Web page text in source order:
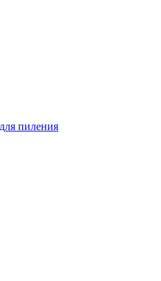
пиления